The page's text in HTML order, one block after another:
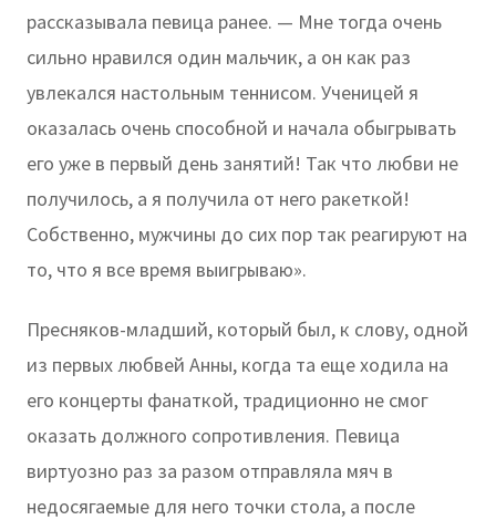
рассказывала певица ранее. — Мне тогда очень
сильно нравился один мальчик, а он как раз
увлекался настольным теннисом. Ученицей я
оказалась очень способной и начала обыгрывать
его уже в первый день занятий! Так что любви не
получилось, а я получила от него ракеткой!
Собственно, мужчины до сих пор так реагируют на
то, что я все время выигрываю».
Пресняков-младший, который был, к слову, одной
из первых любвей Анны, когда та еще ходила на
его концерты фанаткой, традиционно не смог
оказать должного сопротивления. Певица
виртуозно раз за разом отправляла мяч в
недосягаемые для него точки стола, а после